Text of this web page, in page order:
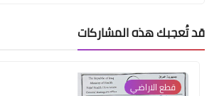
قد تُعجبك هذه المشاركات
قطع الاراضي